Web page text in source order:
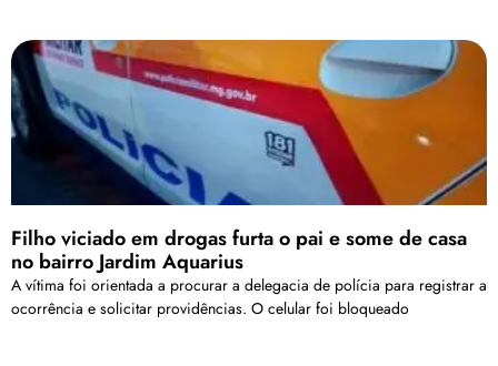
Filho viciado em drogas furta o pai e some de casa
no bairro Jardim Aquarius
A vítima foi orientada a procurar a delegacia de polícia para registrar a
ocorrência e solicitar providências. O celular foi bloqueado